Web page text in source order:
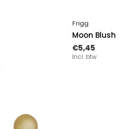
Frigg
Moon Blush
€5,45
Incl. btw